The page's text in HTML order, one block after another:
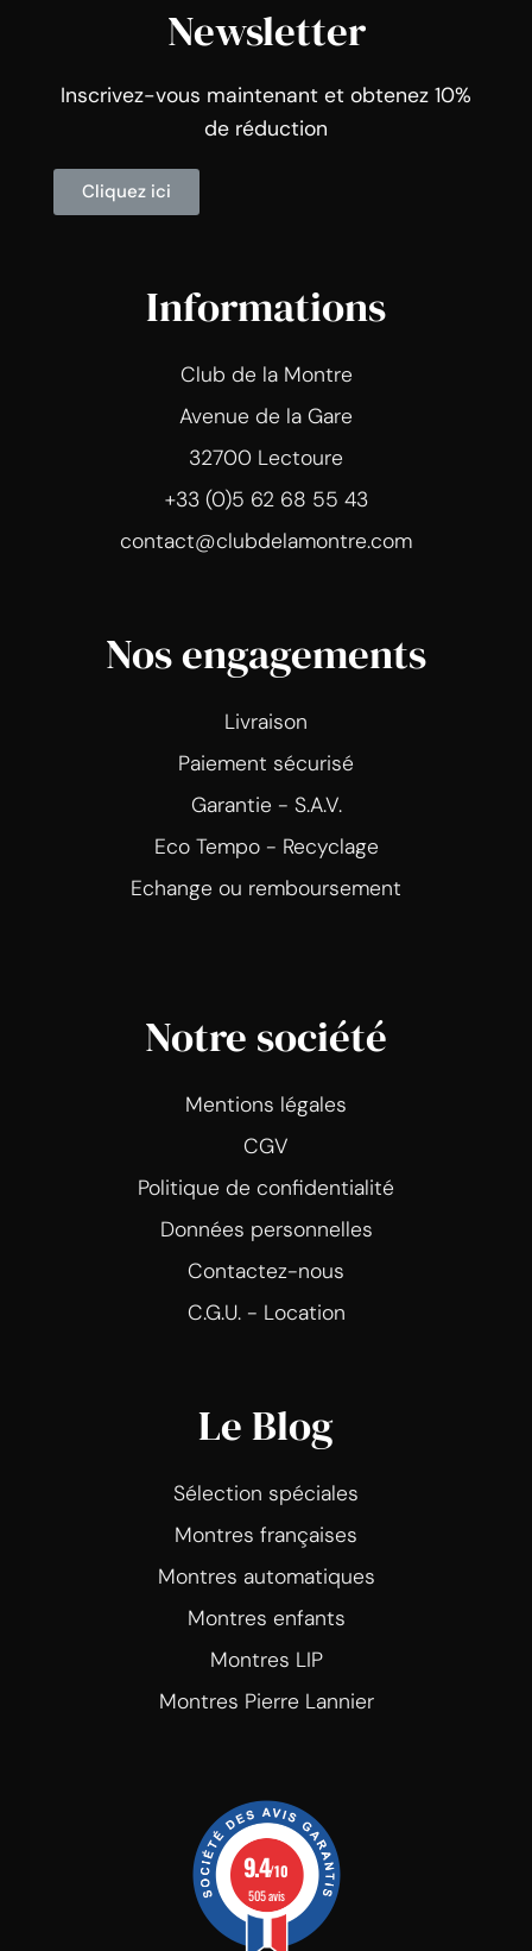
Newsletter
Inscrivez-vous maintenant et obtenez 10%
de réduction
Cliquez ici
Informations
Club de la Montre
Avenue de la Gare
32700 Lectoure
+33 (0)5 62 68 55 43
contact@clubdelamontre.com
Nos engagements
Livraison
Paiement sécurisé
Garantie - S.A.V.
Eco Tempo - Recyclage
Echange ou remboursement
Notre société
Mentions légales
CGV
Politique de confidentialité
Données personnelles
Contactez-nous
C.G.U. - Location
Le Blog
Sélection spéciales
Montres françaises
Montres automatiques
Montres enfants
Montres LIP
Montres Pierre Lannier
9.4/10
505 avis